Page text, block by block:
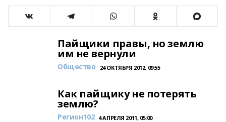
Пайщики правы, но землю
им не вернули
Общество 24 ОКТЯБРЯ 2012, 09:55
Как пайщику не потерять
землю?
Регион102 4 АПРЕЛЯ 2011, 05:00